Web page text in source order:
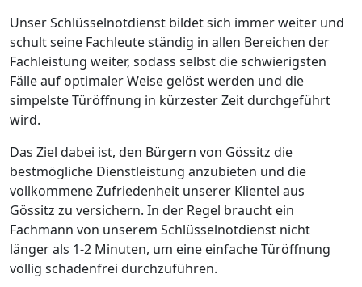
Unser Schlüsselnotdienst bildet sich immer weiter und
schult seine Fachleute ständig in allen Bereichen der
Fachleistung weiter, sodass selbst die schwierigsten
Fälle auf optimaler Weise gelöst werden und die
simpelste Türöffnung in kürzester Zeit durchgeführt
wird.
Das Ziel dabei ist, den Bürgern von Gössitz die
bestmögliche Dienstleistung anzubieten und die
vollkommene Zufriedenheit unserer Klientel aus
Gössitz zu versichern. In der Regel braucht ein
Fachmann von unserem Schlüsselnotdienst nicht
länger als 1-2 Minuten, um eine einfache Türöffnung
völlig schadenfrei durchzuführen.